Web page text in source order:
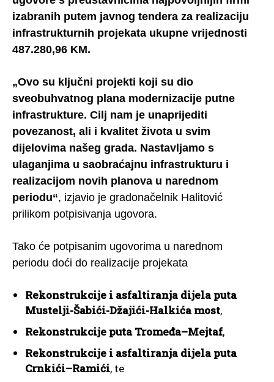
izabranih putem javnog tendera za realizaciju
infrastrukturnih projekata ukupne vrijednosti
487.280,96 KM.
„Ovo su ključni projekti koji su dio
sveobuhvatnog plana modernizacije putne
infrastrukture. Cilj nam je unaprijediti
povezanost, ali i kvalitet života u svim
dijelovima našeg grada. Nastavljamo s
ulaganjima u saobraćajnu infrastrukturu i
realizacijom novih planova u narednom
periodu“, izjavio je gradonačelnik Halitović
prilikom potpisivanja ugovora.
Tako će potpisanim ugovorima u narednom
periodu doći do realizacije projekata
Rekonstrukcije i asfaltiranja dijela puta
Mustelji-Šabići-Džajići-Halkića most,
Rekonstrukcije puta Tromeđa–Mejtaf,
Rekonstrukcije i asfaltiranja dijela puta
Crnkići–Ramići, te